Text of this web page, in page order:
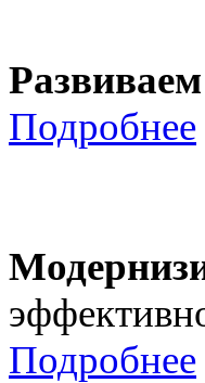
Подробнее
Подробнее